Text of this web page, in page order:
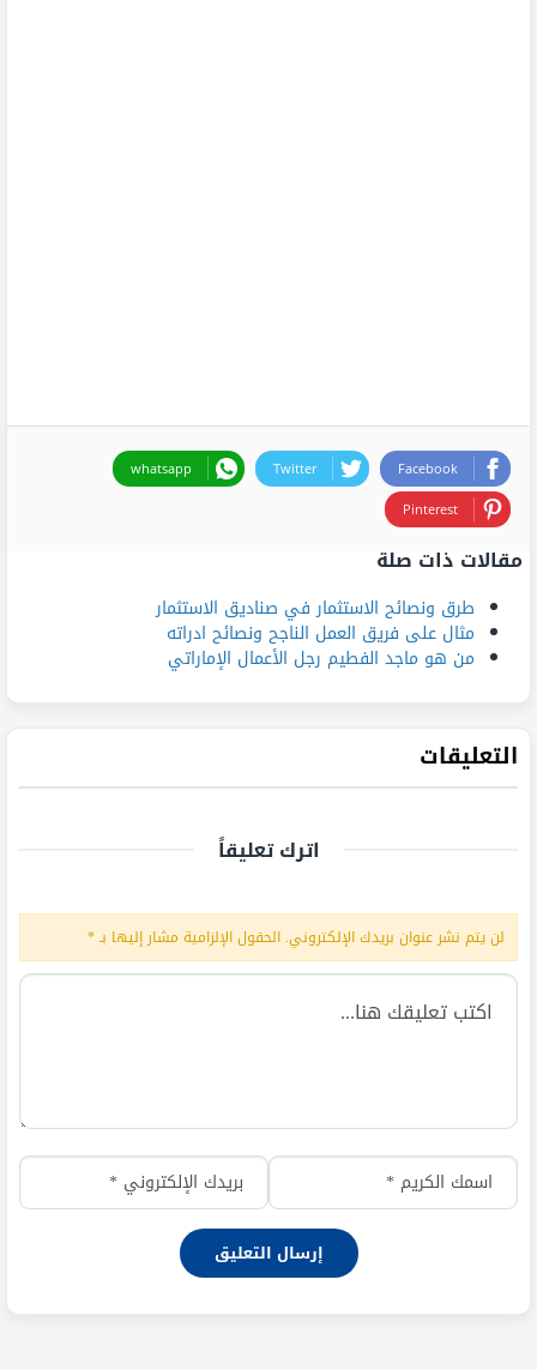
Facebook
Twitter
whatsapp
Pinterest
مقالات ذات صلة
طرق ونصائح الاستثمار في صناديق الاستثمار
مثال على فريق العمل الناجح ونصائح ادراته
من هو ماجد الفطيم رجل الأعمال الإماراتي
التعليقات
اترك تعليقاً
لن يتم نشر عنوان بريدك الإلكتروني. الحقول الإلزامية مشار إليها بـ*